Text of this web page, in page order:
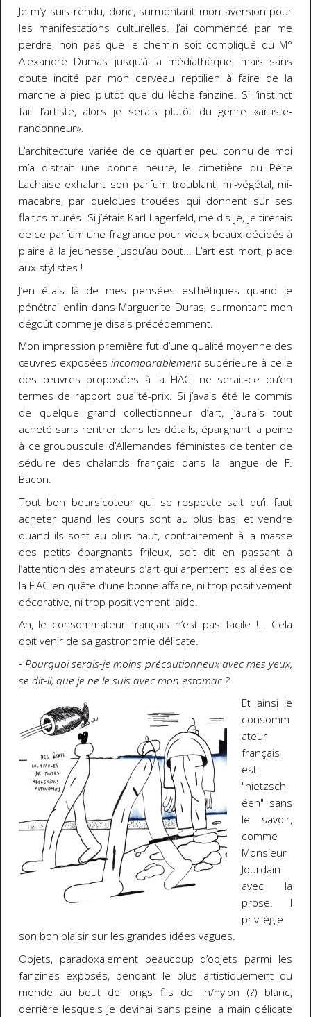
Je m’y suis rendu, donc, surmontant mon aversion pour
les manifestations culturelles. J’ai commencé par me
perdre, non pas que le chemin soit compliqué du M°
Alexandre Dumas jusqu’à la médiathèque, mais sans
doute incité par mon cerveau reptilien à faire de la
marche à pied plutôt que du lèche-fanzine. Si l’instinct
fait l’artiste, alors je serais plutôt du genre «artiste-
randonneur».
L’architecture variée de ce quartier peu connu de moi
m’a distrait une bonne heure, le cimetière du Père
Lachaise exhalant son parfum troublant, mi-végétal, mi-
macabre, par quelques trouées qui donnent sur ses
flancs murés. Si j’étais Karl Lagerfeld, me dis-je, je tirerais
de ce parfum une fragrance pour vieux beaux décidés à
plaire à la jeunesse jusqu’au bout... L’art est mort, place
aux stylistes !
J’en étais là de mes pensées esthétiques quand je
pénétrai enfin dans Marguerite Duras, surmontant mon
dégoût comme je disais précédemment.
Mon impression première fut d’une qualité moyenne des
œuvres exposées incomparablementsupérieure à celle
des œuvres proposées à la FIAC, ne serait-ce qu’en
termes de rapport qualité-prix. Si j’avais été le commis
de quelque grand collectionneur d’art, j’aurais tout
acheté sans rentrer dans les détails, épargnant la peine
à ce groupuscule d’Allemandes féministes de tenter de
séduire des chalands français dans la langue de F.
Bacon.
Tout bon boursicoteur qui se respecte sait qu’il faut
acheter quand les cours sont au plus bas, et vendre
quand ils sont au plus haut, contrairement à la masse
des petits épargnants frileux, soit dit en passant à
l’attention des amateurs d’art qui arpentent les allées de
la FIAC en quête d’une bonne affaire, ni trop positivement
décorative, ni trop positivement laide.
Ah, le consommateur français n’est pas facile !... Cela
doit venir de sa gastronomie délicate.
- Pourquoi serais-je moins précautionneux avec mes yeux,
se dit-il, que je ne le suis avec mon estomac ?
Et ainsi le
consomm
ateur
français
est
"nietzsch
éen" sans
le savoir,
comme
Monsieur
Jourdain
avec la
prose. Il
privilégie
son bon plaisir sur les grandes idées vagues.
Objets, paradoxalement beaucoup d’objets parmi les
fanzines exposés, pendant le plus artistiquement du
monde au bout de longs fils de lin/nylon (?) blanc,
derrière lesquels je devinai sans peine la main délicate